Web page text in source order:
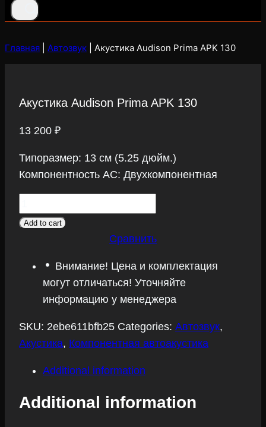
Главная Автозвук Акустика Audison Prima APK 130
Акустика Audison Prima APK 130
13 200 ₽
Типоразмер: 13 см (5.25 дюйм.)
Компонентность АС: Двухкомпонентная
Audison
130
quantity
Add to cart
Сравнить
Внимание! Цена и комплектация
могут отличаться! Уточняйте
информацию у менеджера
SKU: 2ebe611bfb25 Categories: Автозвук,
Акустика, Компонентная автоакустика
Additional information
Additional information